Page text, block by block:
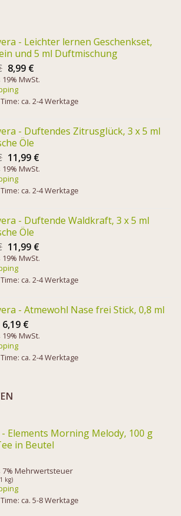
- Leichter lernen Geschenkset,
und 5 ml Duftmischung
8,99 €
MwSt.
ca. 2-4 Werktage
- Duftendes Zitrusglück, 3 x 5 ml
Öle
11,99 €
MwSt.
ca. 2-4 Werktage
- Duftende Waldkraft, 3 x 5 ml
Öle
11,99 €
MwSt.
ca. 2-4 Werktage
- Atmewohl Nase frei Stick, 0,8 ml
6,19 €
MwSt.
ca. 2-4 Werktage
- Elements Morning Melody, 100 g
in Beutel
7% Mehrwertsteuer
kg)
ca. 5-8 Werktage